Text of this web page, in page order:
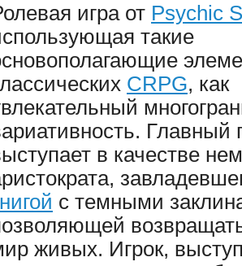
игра от Psychic
такие
CRPG, как
Главный
в качестве
с темными
живых. Игрок,